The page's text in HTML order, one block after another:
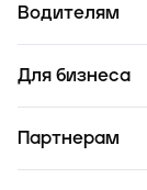
Водителям
Для бизнеса
Партнерам